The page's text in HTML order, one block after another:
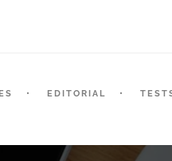
EDITORIAL